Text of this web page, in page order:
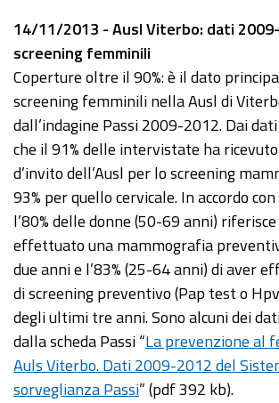
14/11/2013 - Ausl Viterbo: dati
screening femminili
Coperture oltre il 90%: è il dato
screening femminili nella Ausl di
dall’indagine Passi 2009-2012. Dai
che il 91% delle intervistate ha
d’invito dell’Ausl per lo screening
93% per quello cervicale. In accordo
l’80% delle donne (50-69 anni)
effettuato una mammografia
due anni e l’83% (25-64 anni) di aver
di screening preventivo (Pap test o
degli ultimi tre anni. Sono alcuni dei
dalla scheda Passi “La prevenzione al
Auls Viterbo. Dati 2009-2012 del
sorveglianza Passi” (pdf 392 kb).